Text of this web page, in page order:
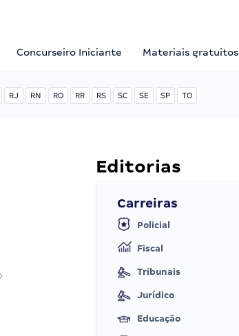
Concurseiro Iniciante Materiais gratuitos
RJ RN RO RR RS SC SE SP TO
Editorias
Carreiras
Policial
Fiscal
Tribunais
Jurídico
Educação